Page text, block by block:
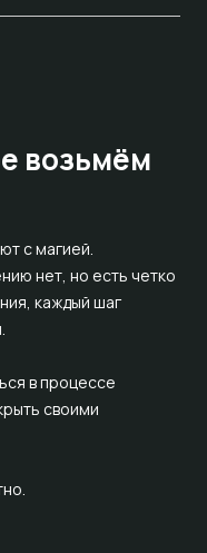
возьмём
с магией.
нет, но есть четко
каждый шаг
в процессе
своими